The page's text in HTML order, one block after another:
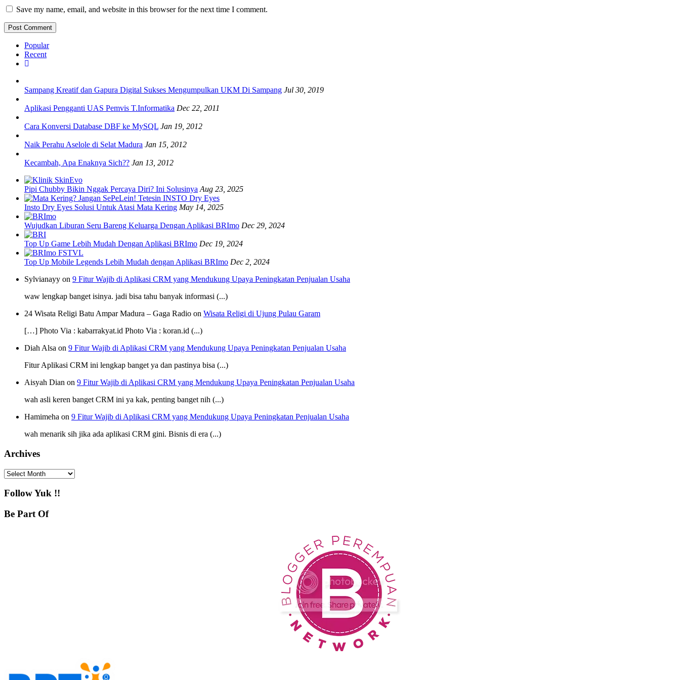
Save my name, email, and website in this browser for the next time I comment.
Popular
Recent
Sampang Kreatif dan Gapura Digital Sukses Mengumpulkan UKM Di Sampang Jul 30, 2019
Aplikasi Pengganti UAS Pemvis T.Informatika Dec 22, 2011
Cara Konversi Database DBF ke MySQL Jan 19, 2012
Naik Perahu Aselole di Selat Madura Jan 15, 2012
Kecambah, Apa Enaknya Sich?? Jan 13, 2012
Pipi Chubby Bikin Nggak Percaya Diri? Ini Solusinya Aug 23, 2025
Insto Dry Eyes Solusi Untuk Atasi Mata Kering May 14, 2025
Wujudkan Liburan Seru Bareng Keluarga Dengan Aplikasi BRImo Dec 29, 2024
Top Up Game Lebih Mudah Dengan Aplikasi BRImo Dec 19, 2024
Top Up Mobile Legends Lebih Mudah dengan Aplikasi BRImo Dec 2, 2024
Sylvianayy on 9 Fitur Wajib di Aplikasi CRM yang Mendukung Upaya Peningkatan Penjualan Usaha
waw lengkap banget isinya. jadi bisa tahu banyak informasi (...)
24 Wisata Religi Batu Ampar Madura – Gaga Radio on Wisata Religi di Ujung Pulau Garam
[…] Photo Via : kabarrakyat.id Photo Via : koran.id (...)
Diah Alsa on 9 Fitur Wajib di Aplikasi CRM yang Mendukung Upaya Peningkatan Penjualan Usaha
Fitur Aplikasi CRM ini lengkap banget ya dan pastinya bisa (...)
Aisyah Dian on 9 Fitur Wajib di Aplikasi CRM yang Mendukung Upaya Peningkatan Penjualan Usaha
wah asli keren banget CRM ini ya kak, penting banget nih (...)
Hamimeha on 9 Fitur Wajib di Aplikasi CRM yang Mendukung Upaya Peningkatan Penjualan Usaha
wah menarik sih jika ada aplikasi CRM gini. Bisnis di era (...)
Archives
Archives
Follow Yuk !!
Be Part Of